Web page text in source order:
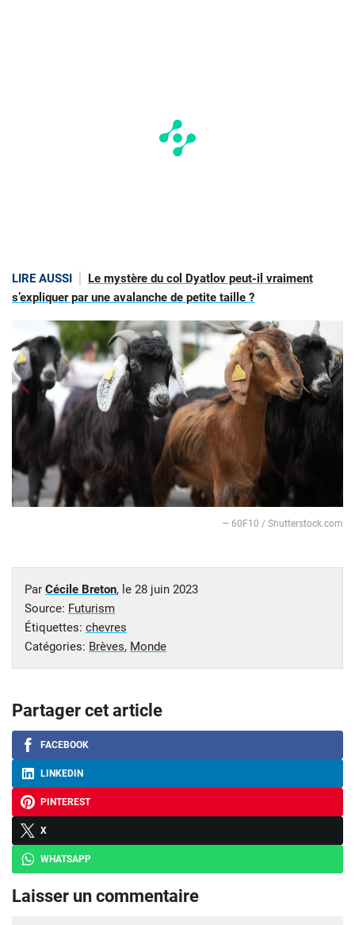
LIRE AUSSI
Le mystère du col Dyatlov peut-il vraiment
s’expliquer par une avalanche de petite taille ?
— 60F10 / Shutterstock.com
Par Cécile Breton, le 28 juin 2023
Source: Futurism
Étiquettes: chevres
Catégories: Brèves, Monde
Partager cet article
FACEBOOK
LINKEDIN
PINTEREST
X
WHATSAPP
Laisser un commentaire